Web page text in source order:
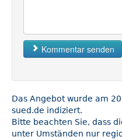
Kommentar senden
Das Angebot wurde am
sued.de indiziert.
Bitte beachten Sie, dass
unter Umständen nur